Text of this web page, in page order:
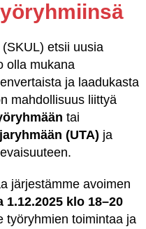
etsii uusia
olla mukana
ja laadukasta
mahdollisuus liittyä
tai
(UTA) ja
järjestämme avoimen
klo 18–20
työryhmien toimintaa ja